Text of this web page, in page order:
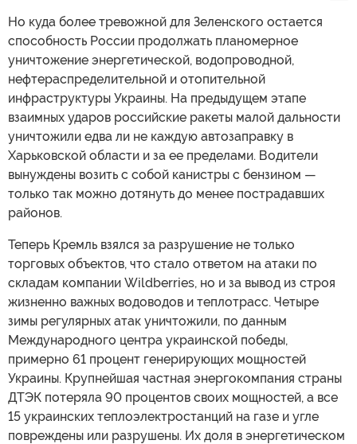
Но куда более тревожной для Зеленского остается
способность России продолжать планомерное
уничтожение энергетической, водопроводной,
нефтераспределительной и отопительной
инфраструктуры Украины. На предыдущем этапе
взаимных ударов российские ракеты малой дальности
уничтожили едва ли не каждую автозаправку в
Харьковской области и за ее пределами. Водители
вынуждены возить с собой канистры с бензином —
только так можно дотянуть до менее пострадавших
районов.
Теперь Кремль взялся за разрушение не только
торговых объектов, что стало ответом на атаки по
складам компании Wildberries, но и за вывод из строя
жизненно важных водоводов и теплотрасс. Четыре
зимы регулярных атак уничтожили, по данным
Международного центра украинской победы,
примерно 61 процент генерирующих мощностей
Украины. Крупнейшая частная энергокомпания страны
ДТЭК потеряла 90 процентов своих мощностей, а все
15 украинских теплоэлектростанций на газе и угле
повреждены или разрушены. Их доля в энергетическом